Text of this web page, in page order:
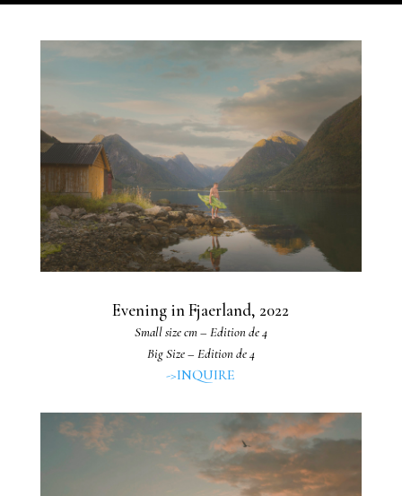
Evening in Fjaerland, 2022
Small size cm – Edition de 4
Big Size – Edition de 4
->INQUIRE